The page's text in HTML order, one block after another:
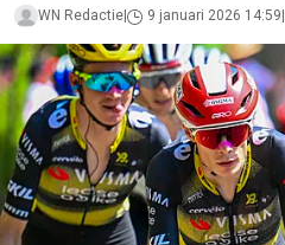
WN Redactie 9 januari 2026 14:59